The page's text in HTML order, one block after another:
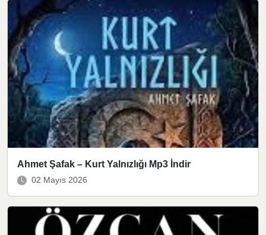
Ahmet Şafak – Kurt Yalnızlığı Mp3 İndir
02 Mayıs 2026